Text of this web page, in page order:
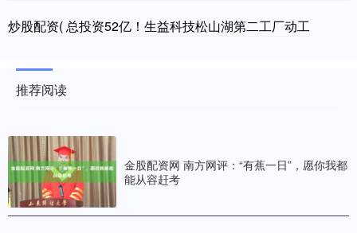
炒股配资( 总投资52亿！生益科技松山湖第二工厂动工
推荐阅读
金股配资网 南方网评：“有蕉一日”，愿你我都
能从容赶考